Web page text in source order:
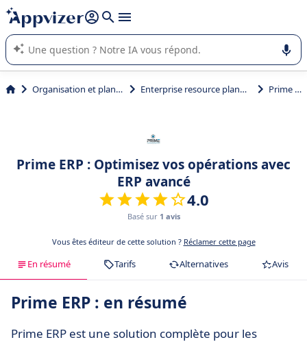
répondre (plusieurs lignes avec
L'IA de Appvizer vous guide dans l'utilisation ou la sélection de
logiciel SaaS en entreprise.
Organisation et planification Enterprise resource planning (ERP) Prime ERP
Prime ERP : Optimisez vos opérations avec
ERP avancé
4.0
Basé sur 1 avis
Vous êtes éditeur de cette solution ? Réclamer cette page
En résumé Tarifs Alternatives Avis
Prime ERP : en résumé
Prime ERP est une solution complète pour les